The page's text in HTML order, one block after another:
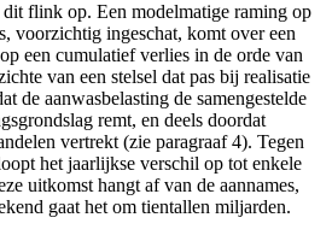
flink op. Een modelmatige raming op
voorzichtig ingeschat, komt over een
een cumulatief verlies in de orde van
van een stelsel dat pas bij realisatie
de aanwasbelasting de samengestelde
remt, en deels doordat
vertrekt (zie paragraaf 4). Tegen
het jaarlijkse verschil op tot enkele
uitkomst hangt af van de aannames,
gaat het om tientallen miljarden.